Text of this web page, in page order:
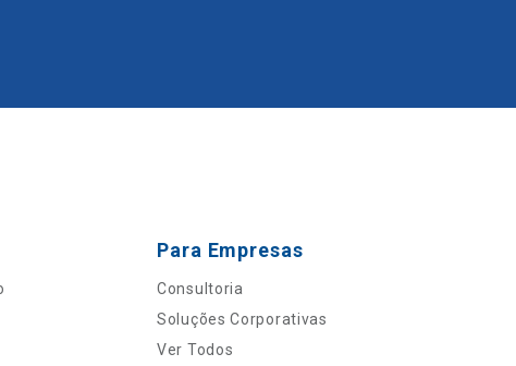
Para Empresas
Consultoria
Soluções Corporativas
Ver Todos